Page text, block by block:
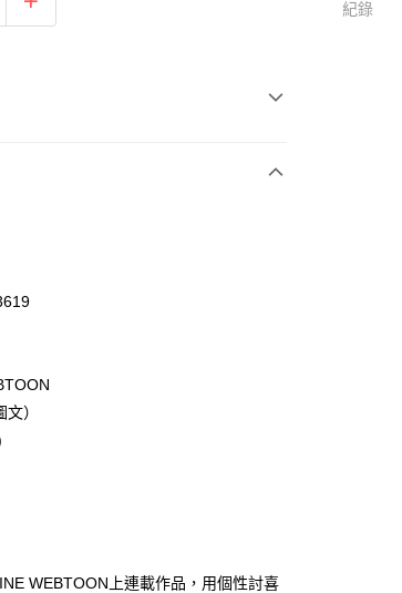
品之後才付款」的支付方式。 讓您購物簡單
需綁卡、不需儲值。
訊認證，即可結帳。
後，再付款。
先享後付」後，將跳轉至「AFTEE先享後
並確認金額後，即可完成結帳。
到繳費通知簡訊。
內，點擊此簡訊中的連結，可透過四大超商
式進行付款，方視為交易完成。
以上)免運費
以上)免運費
）
WEBTOON上連載作品，用個性討喜
紀錄